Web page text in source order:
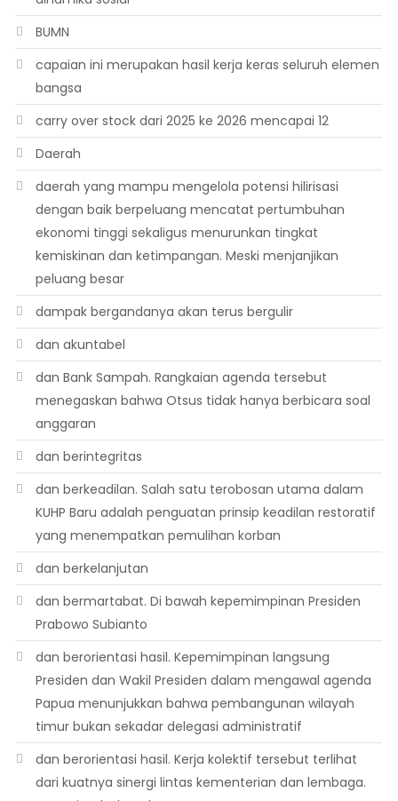
BUMN
capaian ini merupakan hasil kerja keras seluruh elemen
bangsa
carry over stock dari 2025 ke 2026 mencapai 12
Daerah
daerah yang mampu mengelola potensi hilirisasi
dengan baik berpeluang mencatat pertumbuhan
ekonomi tinggi sekaligus menurunkan tingkat
kemiskinan dan ketimpangan. Meski menjanjikan
peluang besar
dampak bergandanya akan terus bergulir
dan akuntabel
dan Bank Sampah. Rangkaian agenda tersebut
menegaskan bahwa Otsus tidak hanya berbicara soal
anggaran
dan berintegritas
dan berkeadilan. Salah satu terobosan utama dalam
KUHP Baru adalah penguatan prinsip keadilan restoratif
yang menempatkan pemulihan korban
dan berkelanjutan
dan bermartabat. Di bawah kepemimpinan Presiden
Prabowo Subianto
dan berorientasi hasil. Kepemimpinan langsung
Presiden dan Wakil Presiden dalam mengawal agenda
Papua menunjukkan bahwa pembangunan wilayah
timur bukan sekadar delegasi administratif
dan berorientasi hasil. Kerja kolektif tersebut terlihat
dari kuatnya sinergi lintas kementerian dan lembaga.